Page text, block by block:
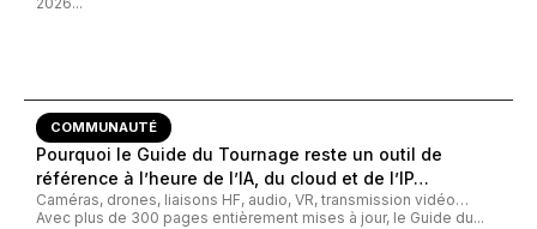
COMMUNAUTÉ
Pourquoi le Guide du Tournage reste un outil de
référence à l’heure de l’IA, du cloud et de l’IP…
Caméras, drones, liaisons HF, audio, VR, transmission vidéo…
Avec plus de 300 pages entièrement mises à jour, le Guide du...